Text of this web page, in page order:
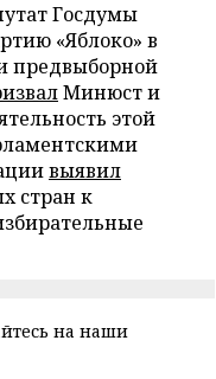
Госдумы
«Яблоко» в
предвыборной
Минюст и
этой
выявил
стран к
на наши